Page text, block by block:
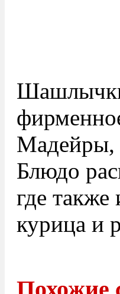
Мадейры,
Блюдо
где также
курица и